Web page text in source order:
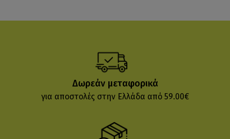
Δωρεάν μεταφορικά
για αποστολές στην Ελλάδα από 59.00€